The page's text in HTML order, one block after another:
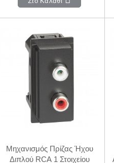
Μηχανισμός Πρίζας Ήχου
Διπλού RCA 1 Στοιχείου